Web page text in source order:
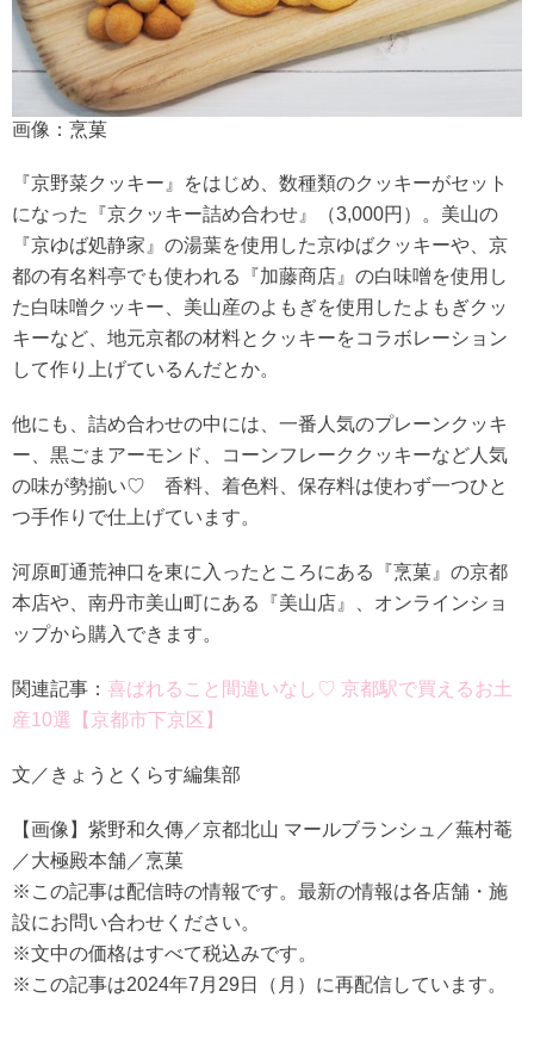
画像：烹菓
『京野菜クッキー』をはじめ、数種類のクッキーがセット
になった『京クッキー詰め合わせ』（3,000円）。美山の
『京ゆば処静家』の湯葉を使用した京ゆばクッキーや、京
都の有名料亭でも使われる『加藤商店』の白味噌を使用し
た白味噌クッキー、美山産のよもぎを使用したよもぎクッ
キーなど、地元京都の材料とクッキーをコラボレーション
して作り上げているんだとか。
他にも、詰め合わせの中には、一番人気のプレーンクッキ
ー、黒ごまアーモンド、コーンフレーククッキーなど人気
の味が勢揃い♡ 香料、着色料、保存料は使わず一つひと
つ手作りで仕上げています。
河原町通荒神口を東に入ったところにある『烹菓』の京都
本店や、南丹市美山町にある『美山店』、オンラインショ
ップから購入できます。
関連記事： 喜ばれること間違いなし♡ 京都駅で買えるお土
産10選【京都市下京区】
文／きょうとくらす編集部
【画像】紫野和久傳／京都北山 マールブランシュ／蕪村菴
／大極殿本舗／烹菓
※この記事は配信時の情報です。最新の情報は各店舗・施
設にお問い合わせください。
※文中の価格はすべて税込みです。
※この記事は2024年7月29日（月）に再配信しています。